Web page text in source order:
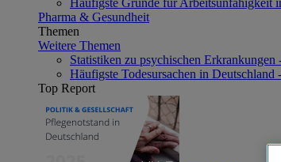
Pharma & Gesundheit
Themen
Weitere Themen
Statistiken zu psychischen Erkrankungen
Häufigste Todesursachen in Deutschland
Top Report